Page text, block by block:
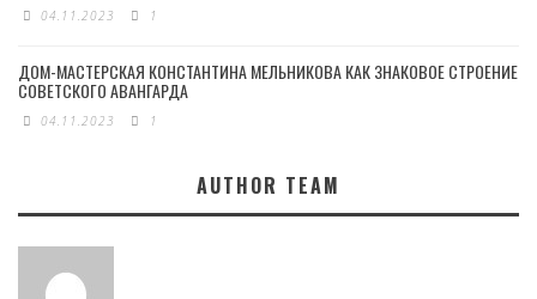
04.11.2023 1
ДОМ-МАСТЕРСКАЯ КОНСТАНТИНА МЕЛЬНИКОВА КАК ЗНАКОВОЕ СТРОЕНИЕ
СОВЕТСКОГО АВАНГАРДА
04.11.2023 1
AUTHOR TEAM